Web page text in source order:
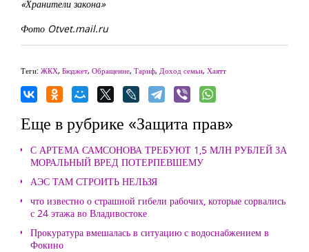
«Хранители закона»
Фото Otvet.mail.ru
Теги: ЖКХ, Бюджет, Обращение, Тариф, Доход семьи, Хаятт
Еще в рубрике «Защита прав»
С АРТЕМА САМСОНОВА ТРЕБУЮТ 1,5 МЛН РУБЛЕЙ ЗА
МОРАЛЬНЫЙ ВРЕД ПОТЕРПЕВШЕМУ
АЭС ТАМ СТРОИТЬ НЕЛЬЗЯ
что известно о страшной гибели рабочих, которые сорвались
с 24 этажа во Владивостоке
Прокуратура вмешалась в ситуацию с водоснабжением в
Фокино